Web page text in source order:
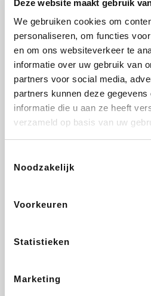
Deze website maakt gebruik
We gebruiken cookies om
personaliseren, om functies
en om ons websiteverkeer te
informatie over uw gebruik van
partners voor social media,
partners kunnen deze
informatie die u aan ze heeft
verzameld op basis van uw
Noodzakelijk
Voorkeuren
Statistieken
Marketing
Vidaxl Plopsa
All Accor
DectDirect